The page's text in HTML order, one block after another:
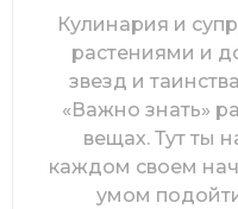
Кулинария и
растениями и
звезд и
«Важно знать»
вещах. Тут ты
каждом своем
умом